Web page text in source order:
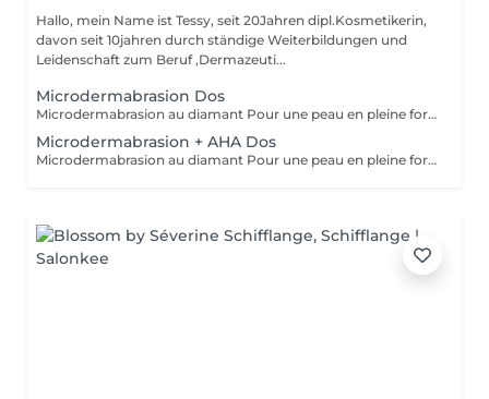
Hallo, mein Name ist Tessy, seit 20Jahren dipl.Kosmetikerin,
davon seit 10jahren durch ständige Weiterbildungen und
Leidenschaft zum Beruf ,Dermazeuti...
Microdermabrasion Dos
Microdermabrasion au diamant Pour une peau en pleine forme La microdermabrasion au diamant élimine les cellules mortes à la surface de la peau et les aspire immédiatement grâce à un système à vide. La peau retrouve ainsi sa porosité. - Résultats visibles immédiatement et durables - Préparation optimale de la peau - Réduction des imperfections cutanées et des taches pigmentaires - Réduction des taches de vieillesse - Réduction des ridules - Optimisation du grain de peau - Raffinement des pores - Stimulation de la régénération cellulaire
Microdermabrasion + AHA Dos
Microdermabrasion au diamant Pour une peau en pleine forme La microdermabrasion au diamant élimine les cellules mortes à la surface de la peau et les aspire immédiatement grâce à un système à vide. La peau retrouve ainsi sa porosité. - Résultats visibles immédiatement et durables - Préparation optimale de la peau - Réduction des imperfections cutanées et des taches pigmentaires - Réduction des taches de vieillesse - Réduction des ridules - Optimisation du grain de peau - Raffinement des pores - Stimulation de la régénération cellulaire